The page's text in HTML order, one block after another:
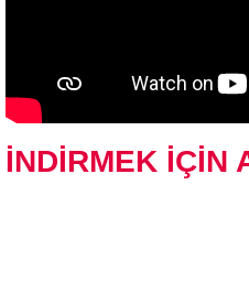
İNDİRMEK İÇİN